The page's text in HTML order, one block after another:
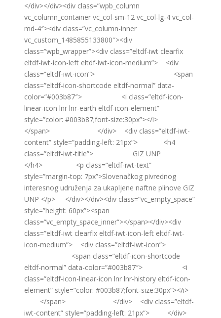
</div></div><div class=”wpb_column
vc_column_container vc_col-sm-12 vc_col-lg-4 vc_col-
md-4″><div class=”vc_column-inner
vc_custom_1485855133800″><div
class=”wpb_wrapper”><div class=”eltdf-iwt clearfix
eltdf-iwt-icon-left eltdf-iwt-icon-medium”> <div
class=”eltdf-iwt-icon”> <span
class=”eltdf-icon-shortcode eltdf-normal” data-
color=”#003b87″> <i class=”eltdf-icon-
linear-icon lnr lnr-earth eltdf-icon-element”
style=”color: #003b87;font-size:30px”></i>
</span> </div> <div class=”eltdf-iwt-
content” style=”padding-left: 21px”> <h4
class=”eltdf-iwt-title”> GIZ UNP
</h4> <p class=”eltdf-iwt-text”
style=”margin-top: 7px”>Slovenačkog pivrednog
interesnog udruženja za ukapljene naftne plinove GIZ
UNP </p> </div></div><div class=”vc_empty_space”
style=”height: 60px”><span
class=”vc_empty_space_inner”></span></div><div
class=”eltdf-iwt clearfix eltdf-iwt-icon-left eltdf-iwt-
icon-medium”> <div class=”eltdf-iwt-icon”>
<span class=”eltdf-icon-shortcode
eltdf-normal” data-color=”#003b87″> <i
class=”eltdf-icon-linear-icon lnr lnr-history eltdf-icon-
element” style=”color: #003b87;font-size:30px”></i>
</span> </div> <div class=”eltdf-
iwt-content” style=”padding-left: 21px”> </div>